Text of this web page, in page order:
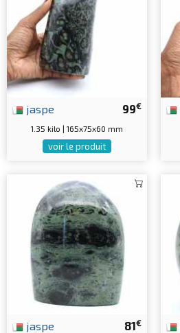
99€
jaspe
1.35 kilo | 165x75x60 mm
voir le produit
81€
jaspe